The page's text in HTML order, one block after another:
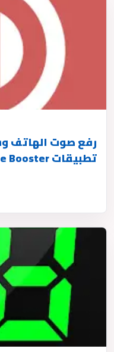
رفع صوت الهاتف
تطبيقات Volume Booster فعلًا؟